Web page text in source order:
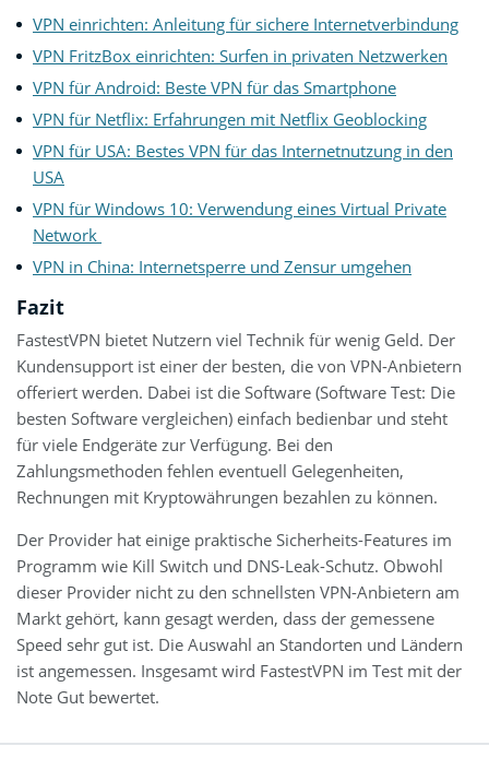
VPN einrichten: Anleitung für sichere Internetverbindung
VPN FritzBox einrichten: Surfen in privaten Netzwerken
VPN für Android: Beste VPN für das Smartphone
VPN für Netflix: Erfahrungen mit Netflix Geoblocking
VPN für USA: Bestes VPN für das Internetnutzung in den
USA
VPN für Windows 10: Verwendung eines Virtual Private
Network
VPN in China: Internetsperre und Zensur umgehen
Fazit
FastestVPN bietet Nutzern viel Technik für wenig Geld. Der
Kundensupport ist einer der besten, die von VPN-Anbietern
offeriert werden. Dabei ist die Software (Software Test: Die
besten Software vergleichen) einfach bedienbar und steht
für viele Endgeräte zur Verfügung. Bei den
Zahlungsmethoden fehlen eventuell Gelegenheiten,
Rechnungen mit Kryptowährungen bezahlen zu können.
Der Provider hat einige praktische Sicherheits-Features im
Programm wie Kill Switch und DNS-Leak-Schutz. Obwohl
dieser Provider nicht zu den schnellsten VPN-Anbietern am
Markt gehört, kann gesagt werden, dass der gemessene
Speed sehr gut ist. Die Auswahl an Standorten und Ländern
ist angemessen. Insgesamt wird FastestVPN im Test mit der
Note Gut bewertet.